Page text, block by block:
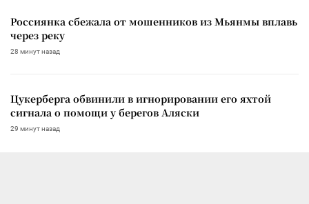
Россиянка сбежала от мошенников из Мьянмы вплавь
через реку
28 минут назад
Цукерберга обвинили в игнорировании его яхтой
сигнала о помощи у берегов Аляски
29 минут назад